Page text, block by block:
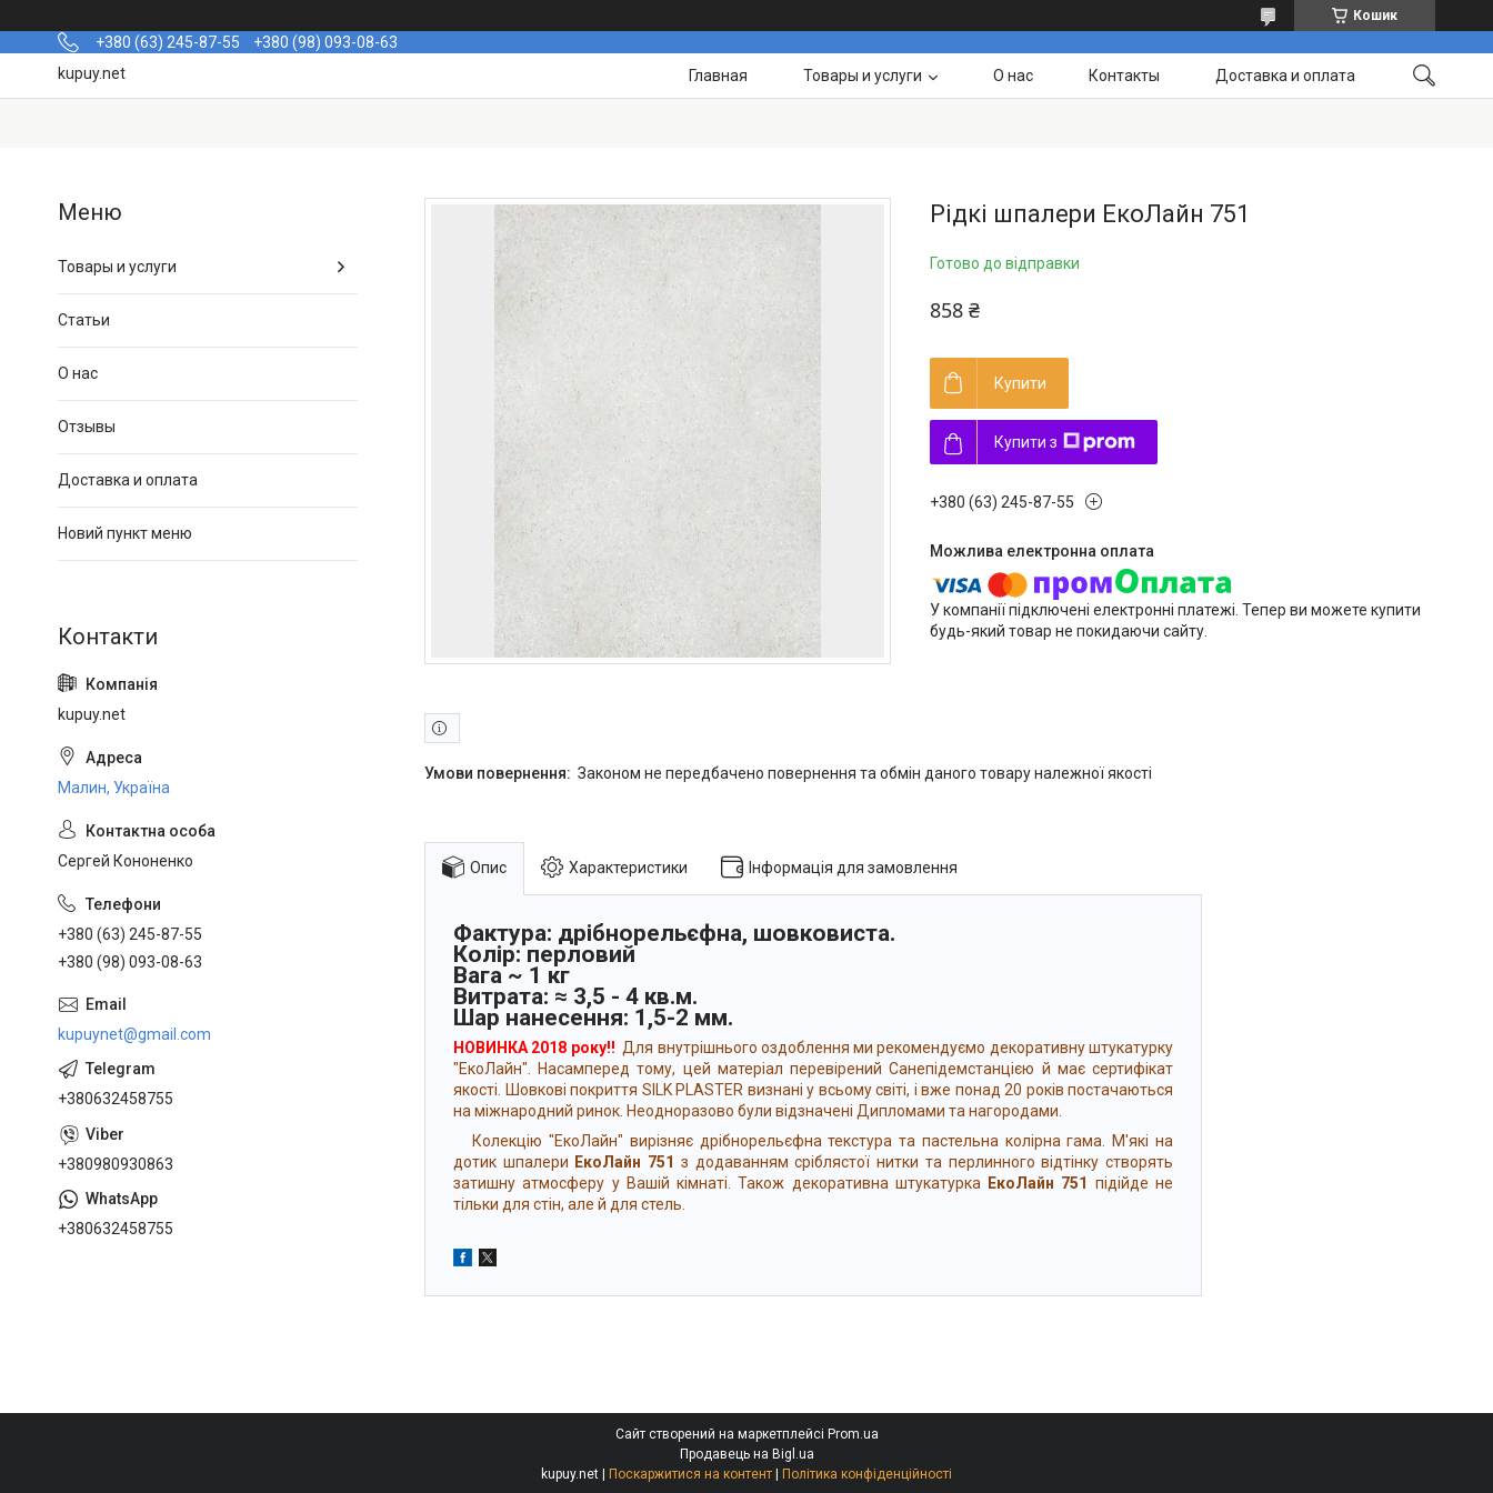
Кошик
+380 (63) 245-87-55
+380 (98) 093-08-63
kupuy.net
Главная Товары и услуги О нас Контакты Доставка и оплата
Рідкі шпалери ЕкоЛайн 751
Готово до відправки
858 ₴
Купити
Купити з
+380 (63) 245-87-55
У компанії підключені електронні платежі. Тепер ви можете купити
будь-який товар не покидаючи сайту.
Законом не передбачено повернення та обмін даного товару належної якості
Опис Характеристики Інформація для замовлення
Фактура: дрібнорельєфна, шовковиста.
Колір: перловий
Вага ~ 1 кг
Витрата: ≈ 3,5 - 4 кв.м.
Шар нанесення: 1,5-2 мм.
НОВИНКА 2018 року!! Для внутрішнього оздоблення ми рекомендуємо декоративну штукатурку
"ЕкоЛайн". Насамперед тому, цей матеріал перевірений Санепідемстанцією й має сертифікат
якості. Шовкові покриття SILK PLASTER визнані у всьому світі, і вже понад 20 років постачаються
на міжнародний ринок. Неодноразово були відзначені Дипломами та нагородами.
Колекцію "ЕкоЛайн" вирізняє дрібнорельєфна текстура та пастельна колірна гама. М'які на
дотик шпалери ЕкоЛайн 751 з додаванням сріблястої нитки та перлинного відтінку створять
затишну атмосферу у Вашій кімнаті. Також декоративна штукатурка
ЕкоЛайн 751 підійде не
тільки для стін, але й для стель.
Товары и услуги
Статьи
О нас
Отзывы
Доставка и оплата
Новий пункт меню
kupuy.net
Малин, Україна
Сергей Кононенко
+380 (63) 245-87-55
+380 (98) 093-08-63
kupuynet@gmail.com
+380632458755
+380980930863
+380632458755
Сайт створений на маркетплейсі Prom.ua
Продавець на Bigl.ua
Поскаржитися на контент Політика конфіденційності